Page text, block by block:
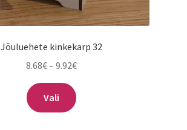
Jõuluehete kinkekarp 32
8.68€– 9.92€Hinnavahemik:
Vali
tootel